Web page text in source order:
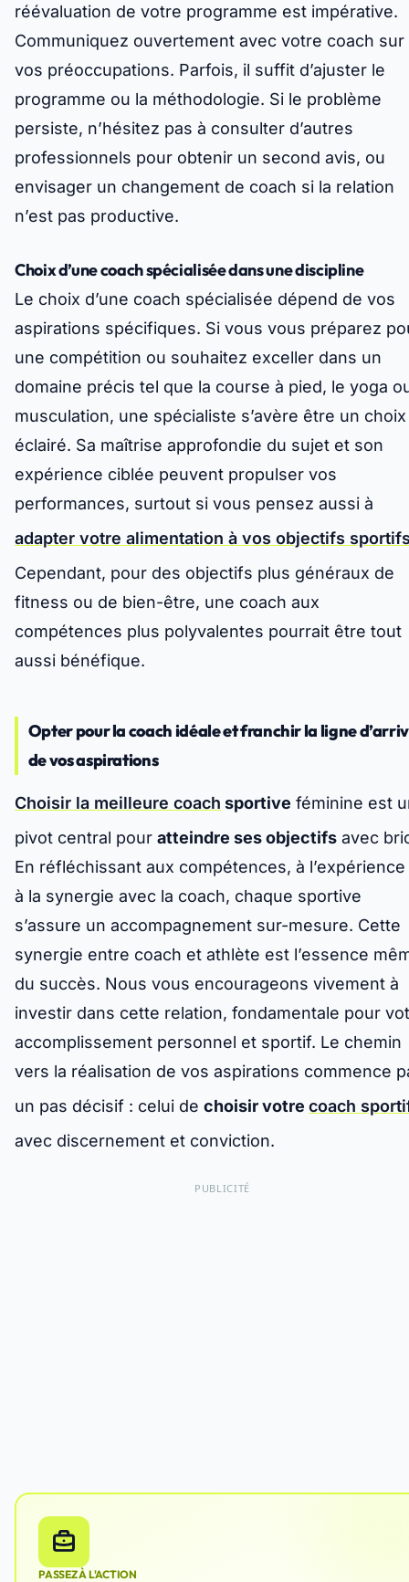
réévaluation de votre programme est impérative.
Communiquez ouvertement avec votre coach sur
vos préoccupations. Parfois, il suffit d’ajuster le
programme ou la méthodologie. Si le problème
persiste, n’hésitez pas à consulter d’autres
professionnels pour obtenir un second avis, ou
envisager un changement de coach si la relation
n’est pas productive.
Choix d’une coach spécialisée dans une discipline
Le choix d’une coach spécialisée dépend de vos
aspirations spécifiques. Si vous vous préparez
une compétition ou souhaitez exceller dans un
domaine précis tel que la course à pied, le yoga
musculation, une spécialiste s’avère être un choix
éclairé. Sa maîtrise approfondie du sujet et son
expérience ciblée peuvent propulser vos
performances, surtout si vous pensez aussi à
adapter votre alimentation à vos objectifs
Cependant, pour des objectifs plus généraux de
fitness ou de bien-être, une coach aux
compétences plus polyvalentes pourrait être tout
aussi bénéfique.
Opter pour la coach idéale et franchir la ligne
de vos aspirations
Choisir la meilleure coach sportive féminine est
pivot central pour atteindre ses objectifs avec
En réfléchissant aux compétences, à
à la synergie avec la coach, chaque sportive
s’assure un accompagnement sur-mesure. Cette
synergie entre coach et athlète est l’essence
du succès. Nous vous encourageons vivement à
investir dans cette relation, fondamentale pour
accomplissement personnel et sportif. Le chemin
vers la réalisation de vos aspirations commence
un pas décisif : celui de choisir votre coach
avec discernement et conviction.
PUBLICITÉ
PASSEZ À L'ACTION